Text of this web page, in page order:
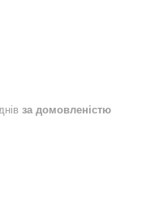
за домовленістю